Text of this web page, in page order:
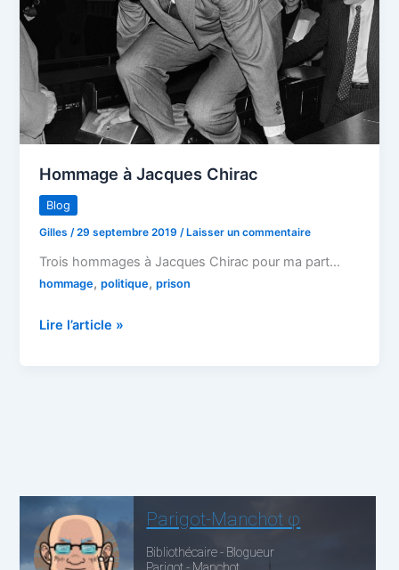
Hommage à Jacques Chirac
Blog
Gilles/29 septembre 2019/ Laisser un commentaire
Trois hommages à Jacques Chirac pour ma part…
hommage,politique,prison
Hommage
Lire l’article »